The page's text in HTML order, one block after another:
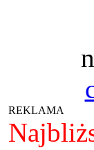
REKLAMA